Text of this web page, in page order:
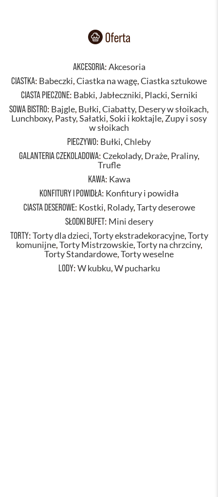
Oferta
AKCESORIA:Akcesoria
CIASTKA: Babeczki,Ciastka na wagę,Ciastka sztukowe
CIASTA PIECZONE: Babki, Jabłeczniki, Placki,Serniki
SOWA BISTRO: Bajgle, Bułki,Ciabatty, Desery w słoikach,
Lunchboxy, Pasty,Sałatki,Soki i koktajle, Zupy i sosy
w słoikach
PIECZYWO: Bułki,Chleby
GALANTERIA CZEKOLADOWA:Czekolady, Draże, Praliny,
Trufle
KAWA: Kawa
KONFITURY I POWIDŁA: Konfitury i powidła
CIASTA DESEROWE: Kostki, Rolady,Tarty deserowe
SŁODKI BUFET: Mini desery
TORTY:Torty dla dzieci,Torty ekstradekoracyjne,Torty
komunijne,Torty Mistrzowskie,Torty na chrzciny,
Torty Standardowe,Torty weselne
LODY:W kubku,W pucharku